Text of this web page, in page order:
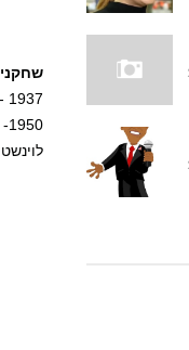
1937 - ג'ק ניקולסון, שחקן אמריקאי, 3 פעמים זוכה פרס אוסקר